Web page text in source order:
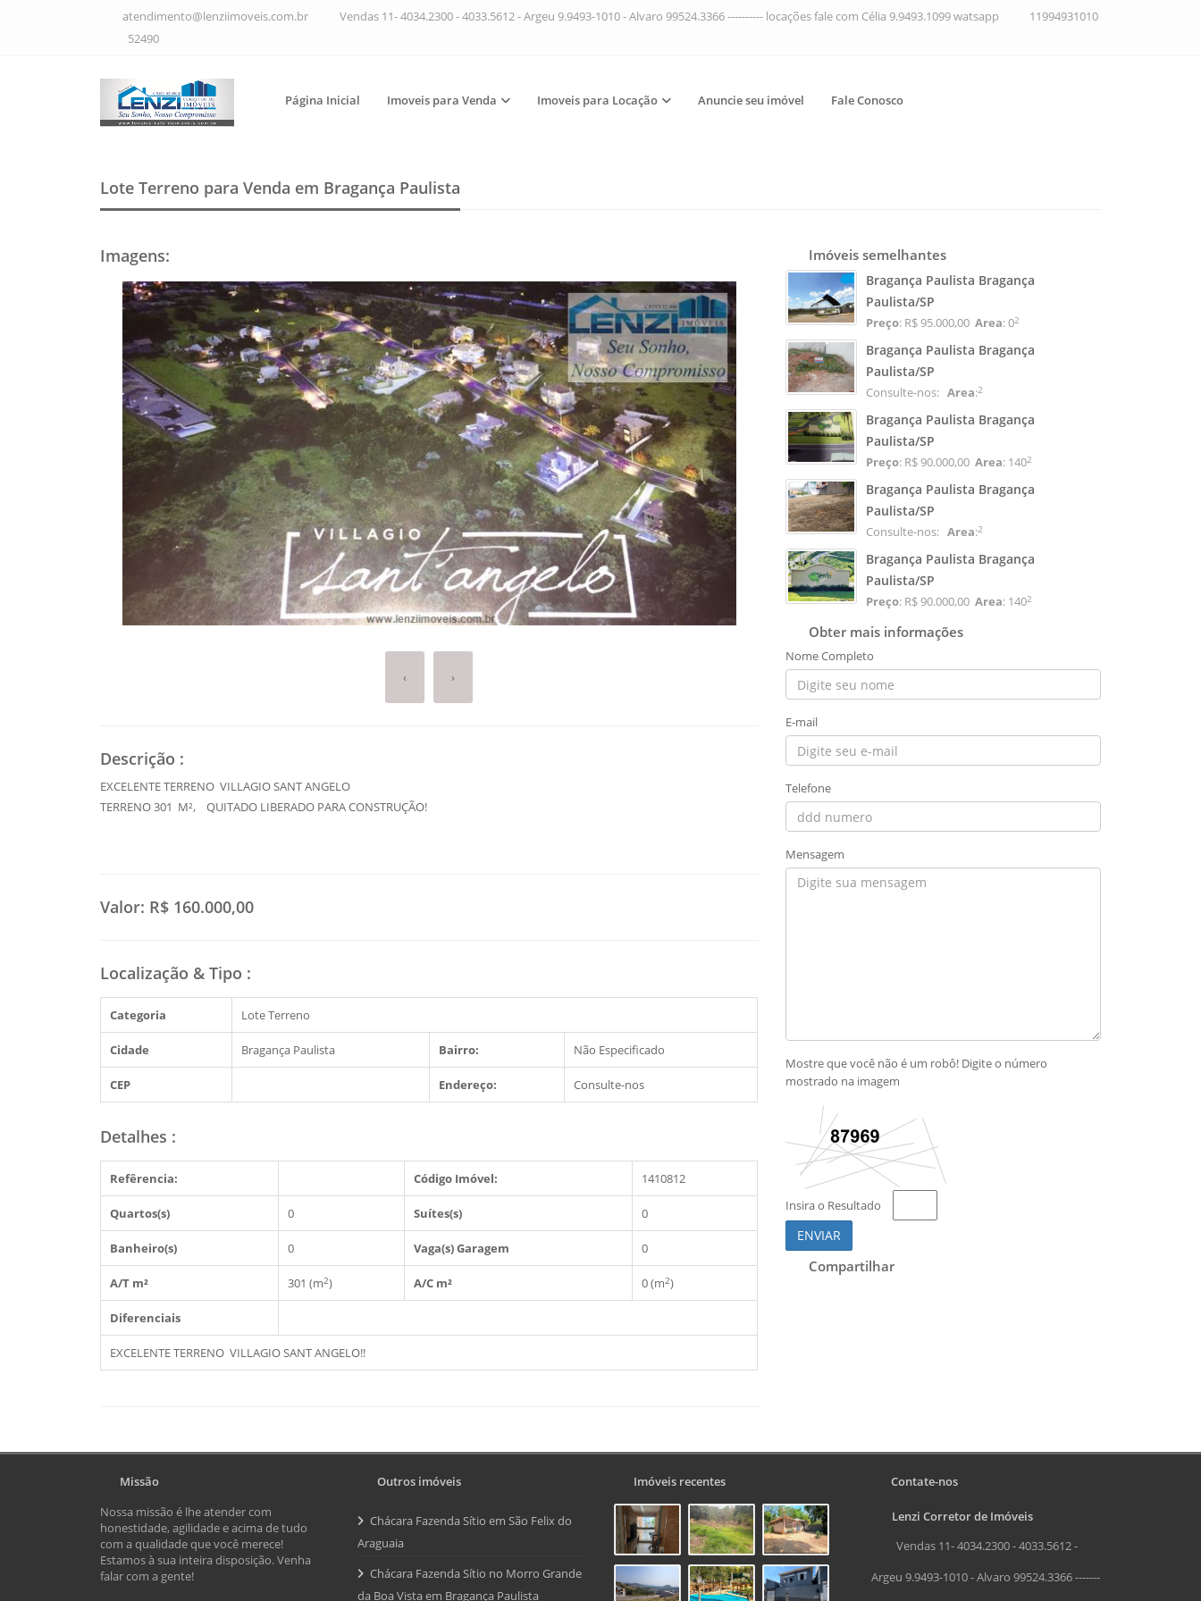
atendimento@lenziimoveis.com.br Vendas 11- 4034.2300 - 4033.5612 - Argeu 9.9493-1010 - Alvaro 99524.3366 ---------- locações fale com Célia 9.9493.1099 watsapp
11994931010
52490
Página Inicial Imoveis para Venda Imoveis para Locação Anuncie seu imóvel Fale Conosco
Lote Terreno para Venda em Bragança Paulista
Imagens:
‹ ›
Descrição :
EXCELENTE TERRENO VILLAGIO SANT ANGELO
TERRENO 301 M², QUITADO LIBERADO PARA CONSTRUÇÃO!
Valor: R$ 160.000,00
Localização & Tipo :
Categoria Lote Terreno
Cidade Bragança Paulista Bairro: Não Especificado
CEP Endereço: Consulte-nos
Detalhes :
Refêrencia: Código Imóvel: 1410812
Quartos(s) 0 Suítes(s) 0
Banheiro(s) 0 Vaga(s) Garagem 0
A/T m² 301 (m2) A/C m² 0 (m2)
Diferenciais
EXCELENTE TERRENO VILLAGIO SANT ANGELO!!
Imóveis semelhantes
Bragança Paulista Bragança
Paulista/SP
Preço: R$ 95.000,00 Area: 02
Bragança Paulista Bragança
Paulista/SP
Consulte-nos: Area:2
Bragança Paulista Bragança
Paulista/SP
Preço: R$ 90.000,00 Area: 1402
Bragança Paulista Bragança
Paulista/SP
Consulte-nos: Area:2
Bragança Paulista Bragança
Paulista/SP
Preço: R$ 90.000,00 Area: 1402
Obter mais informações
Nome Completo
E-mail
Telefone
Mensagem
Mostre que você não é um robô! Digite o número
mostrado na imagem
Insira o Resultado
ENVIAR
Compartilhar
Missão
Nossa missão é lhe atender com
honestidade, agilidade e acima de tudo
com a qualidade que você merece!
Estamos à sua inteira disposição. Venha
falar com a gente!
Outros imóveis
Chácara Fazenda Sítio em São Felix do
Araguaia
Chácara Fazenda Sítio no Morro Grande
da Boa Vista em Bragança Paulista
Imóveis recentes Contate-nos
Lenzi Corretor de Imóveis
Vendas 11- 4034.2300 - 4033.5612 -
Argeu 9.9493-1010 - Alvaro 99524.3366 -------